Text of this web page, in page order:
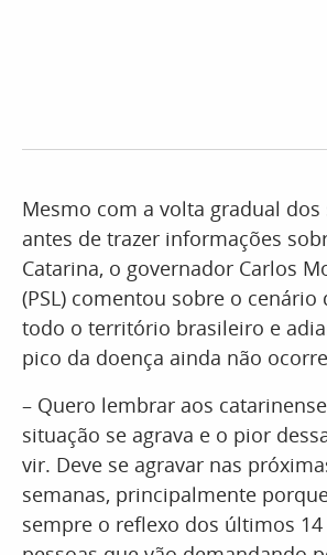
Mesmo com a volta gradual dos
antes de trazer informações
Catarina, o governador Carlos
(PSL) comentou sobre o cenário
todo o território brasileiro e
pico da doença ainda não
– Quero lembrar aos
situação se agrava e o pior
vir. Deve se agravar nas
semanas, principalmente
sempre o reflexo dos últimos